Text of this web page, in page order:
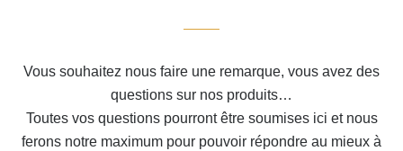
Vous souhaitez nous faire une remarque, vous avez des
questions sur nos produits…
Toutes vos questions pourront être soumises ici et nous
ferons notre maximum pour pouvoir répondre au mieux à